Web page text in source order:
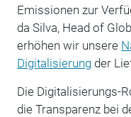
Emissionen zur
da Silva, Head of
erhöhen wir unsere
Digitalisierungder
Die Digitalisierungs-
die Transparenz bei